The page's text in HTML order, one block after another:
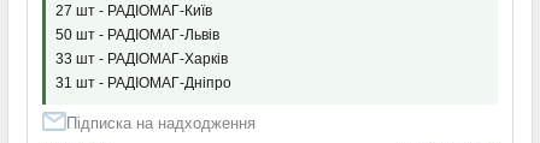
27 шт - РАДІОМАГ-Київ
50 шт - РАДІОМАГ-Львів
33 шт - РАДІОМАГ-Харків
31 шт - РАДІОМАГ-Дніпро
Підписка на надходження